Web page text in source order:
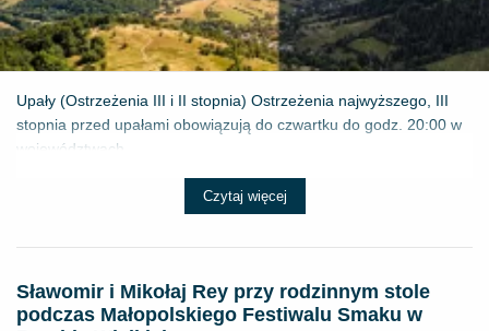
Upały (Ostrzeżenia III i II stopnia) Ostrzeżenia najwyższego, III
stopnia przed upałami obowiązują do czwartku do godz. 20:00 w
województwach...
Czytaj więcej
Sławomir i Mikołaj Rey przy rodzinnym stole
podczas Małopolskiego Festiwalu Smaku w